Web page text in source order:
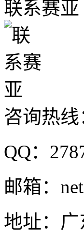
联系赛亚
咨询热线
QQ：
邮箱：
地址：